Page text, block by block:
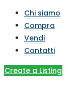
Chi siamo
Compra
Vendi
Contatti
Create a Listing